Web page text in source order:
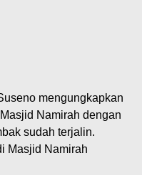
mengungkapkan
Namirah dengan
sudah terjalin.
Masjid Namirah